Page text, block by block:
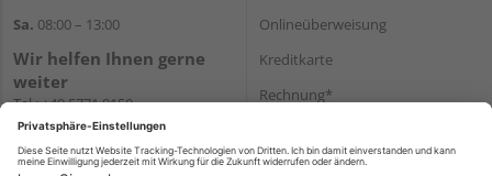
Sa. 08:00 – 13:00
Wir helfen Ihnen gerne
weiter
Tel.:+49 5771 9150
E-Mail:info@holz-hassfeld.de
WhatsApp
Onlineüberweisung
Kreditkarte
Rechnung*
Versand